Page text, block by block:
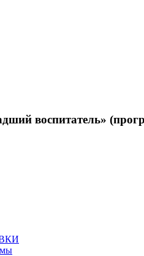
воспитатель»